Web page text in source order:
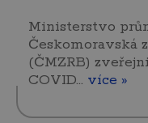
Ministerstvo
Českomoravská
(ČMZRB)
COVID… více »